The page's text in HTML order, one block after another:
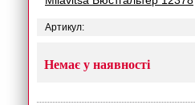
Артикул:
Немає у наявності